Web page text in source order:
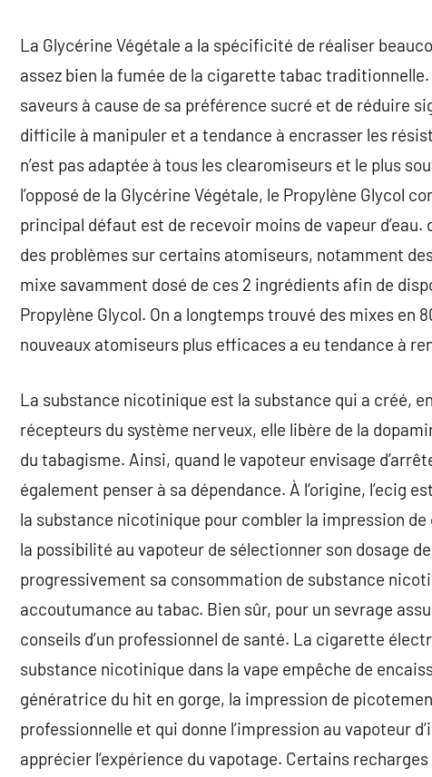
La Glycérine Végétale a la spécificité de réaliser
assez bien la fumée de la cigarette tabac
saveurs à cause de sa préférence sucré et de réduire
difficile à manipuler et a tendance à encrasser les
n’est pas adaptée à tous les clearomiseurs et le plus
l’opposé de la Glycérine Végétale, le Propylène Glycol
principal défaut est de recevoir moins de vapeur
des problèmes sur certains atomiseurs, notamment
mixe savamment dosé de ces 2 ingrédients afin de
Propylène Glycol. On a longtemps trouvé des mixes en
nouveaux atomiseurs plus efficaces a eu tendance à
La substance nicotinique est la substance qui a créé,
récepteurs du système nerveux, elle libère de la
du tabagisme. Ainsi, quand le vapoteur envisage
également penser à sa dépendance. À l’origine,
la substance nicotinique pour combler la impression
la possibilité au vapoteur de sélectionner son dosage
progressivement sa consommation de substance
accoutumance au tabac. Bien sûr, pour un sevrage
conseils d’un professionnel de santé. La cigarette
substance nicotinique dans la vape empêche de
génératrice du hit en gorge, la impression de
professionnelle et qui donne l’impression au vapoteur
apprécier l’expérience du vapotage. Certains